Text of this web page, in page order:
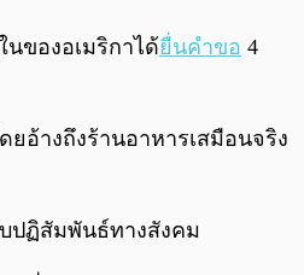
ของอเมริกาได้ยื่นคำขอ 4
อ้างถึงร้านอาหารเสมือนจริง
ปฏิสัมพันธ์ทางสังคม